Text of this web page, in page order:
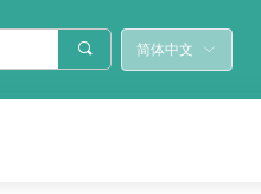
ꀅ
简体中文
끠